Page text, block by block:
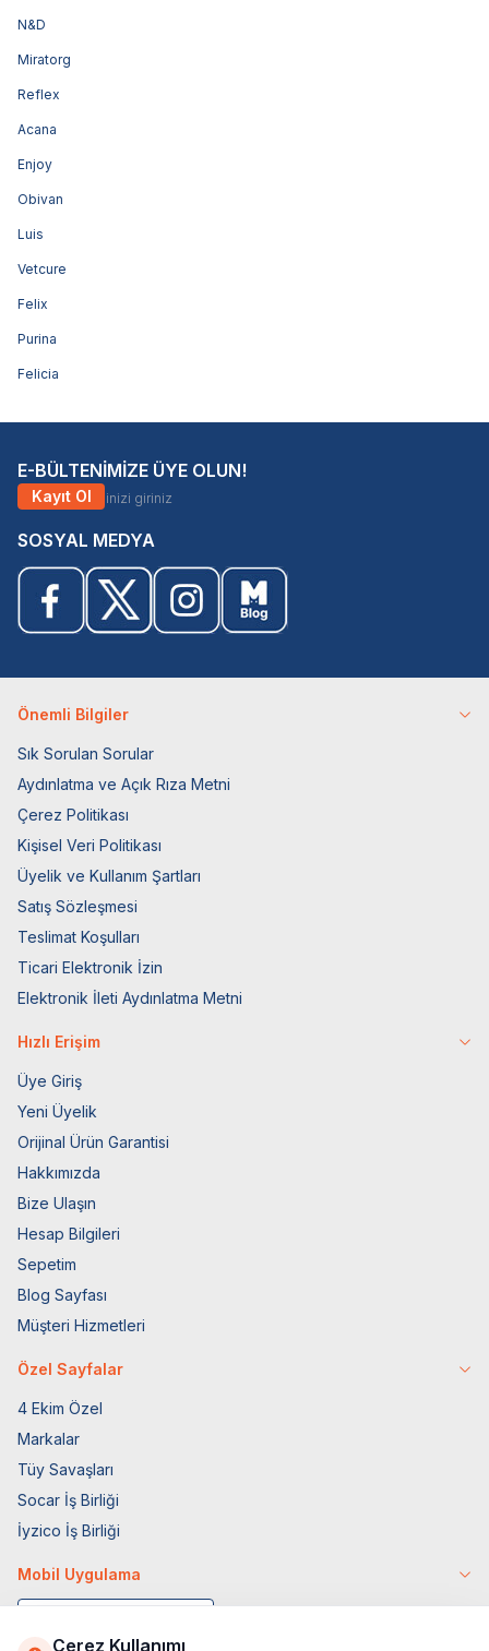
N&D
Miratorg
Reflex
Acana
Enjoy
Obivan
Luis
Vetcure
Felix
Purina
Felicia
E-BÜLTENİMİZE ÜYE OLUN!
Kayıt Ol
SOSYAL MEDYA
Önemli Bilgiler
Sık Sorulan Sorular
Aydınlatma ve Açık Rıza Metni
Çerez Politikası
Kişisel Veri Politikası
Üyelik ve Kullanım Şartları
Satış Sözleşmesi
Teslimat Koşulları
Ticari Elektronik İzin
Elektronik İleti Aydınlatma Metni
Hızlı Erişim
Üye Giriş
Yeni Üyelik
Orijinal Ürün Garantisi
Hakkımızda
Bize Ulaşın
Hesap Bilgileri
Sepetim
Blog Sayfası
Müşteri Hizmetleri
Özel Sayfalar
4 Ekim Özel
Markalar
Tüy Savaşları
Socar İş Birliği
İyzico İş Birliği
Mobil Uygulama
Çerez Kullanımı